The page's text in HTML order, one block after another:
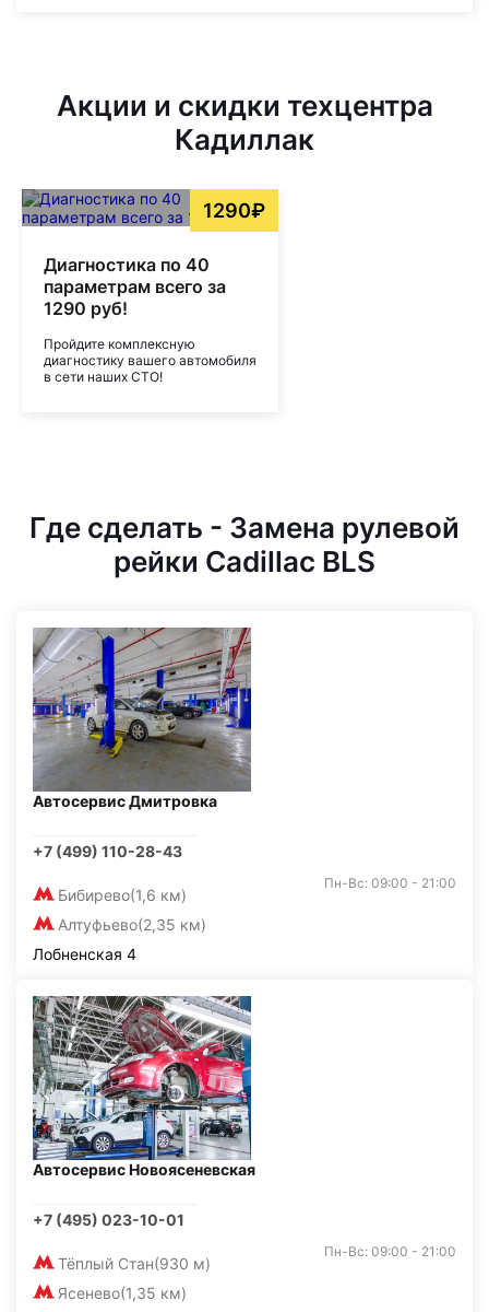
Акции и скидки техцентра
Кадиллак
1290₽
Диагностика по 40
параметрам всего за
1290 руб!
Пройдите комплексную
диагностику вашего автомобиля
в сети наших СТО!
Где сделать - Замена рулевой
рейки Cadillac BLS
Автосервис Дмитровка
+7 (499) 110-28-43
Бибирево(1,6 км)
Алтуфьево(2,35 км)
Пн-Вс: 09:00 - 21:00
Лобненская 4
Автосервис Новоясеневская
+7 (495) 023-10-01
Тёплый Стан(930 м)
Ясенево(1,35 км)
Пн-Вс: 09:00 - 21:00